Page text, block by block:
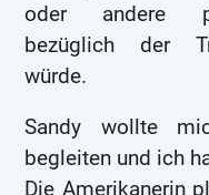
oder andere
bezüglich der
würde.
Sandy wollte
begleiten und ich
Die Amerikanerin